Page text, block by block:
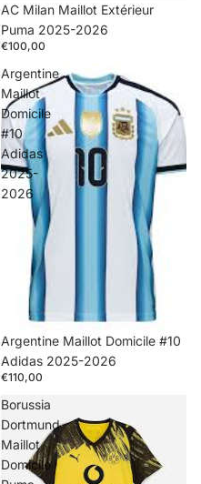
AC Milan Maillot Extérieur
Puma 2025-2026
€100,00
Argentine
Maillot
Domicile
#10
Adidas
2025-
2026
Argentine Maillot Domicile #10
Adidas 2025-2026
€110,00
Borussia
Dortmund
Maillot
Domicile